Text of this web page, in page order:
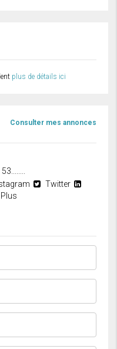
plus de détails ici
Consulter mes annonces
Twitter